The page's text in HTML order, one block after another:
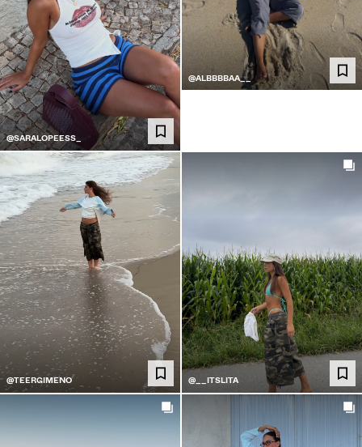
@SARALOPEESS_
@ALBBBBAA__
@TEERGIMENO @__ITSLITA